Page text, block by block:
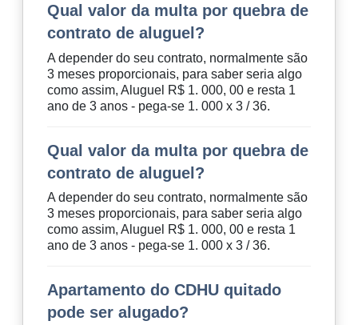
Qual valor da multa por quebra de
contrato de aluguel?
A depender do seu contrato, normalmente são
3 meses proporcionais, para saber seria algo
como assim, Aluguel R$ 1. 000, 00 e resta 1
ano de 3 anos - pega-se 1. 000 x 3 / 36.
Qual valor da multa por quebra de
contrato de aluguel?
A depender do seu contrato, normalmente são
3 meses proporcionais, para saber seria algo
como assim, Aluguel R$ 1. 000, 00 e resta 1
ano de 3 anos - pega-se 1. 000 x 3 / 36.
Apartamento do CDHU quitado
pode ser alugado?